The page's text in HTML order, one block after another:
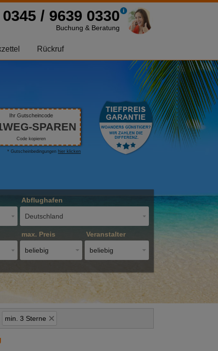
0345 / 9639 0330
Buchung & Beratung
Rückruf
Ihr Gutscheincode
SPAREN
Code kopieren
* Gutscheinbedingungen hier klicken
Abflughafen
Deutschland
max. Preis
beliebig
Veranstalter
beliebig
min. 3 Sterne